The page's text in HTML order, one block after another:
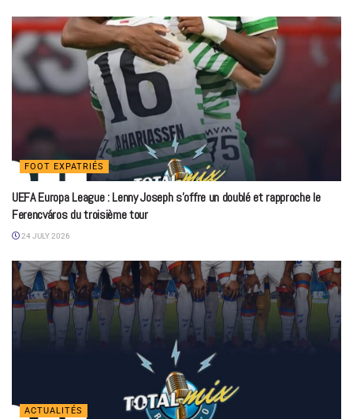
FOOT EXPATRIÉS
UEFA Europa League : Lenny Joseph s’offre un doublé et rapproche le
Ferencváros du troisième tour
24 JULY 2026
ACTUALITÉS